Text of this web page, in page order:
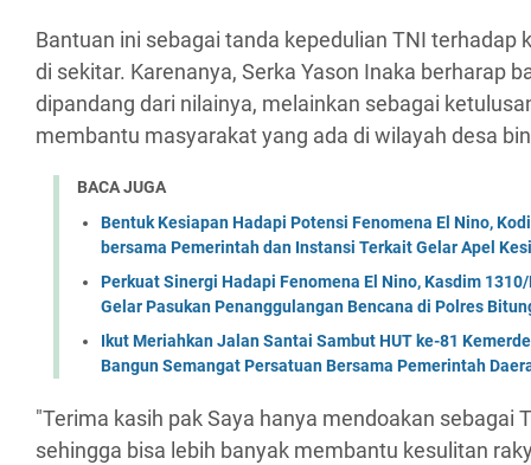
Bantuan ini sebagai tanda kepedulian TNI terhadap
di sekitar. Karenanya, Serka Yason Inaka berharap
dipandang dari nilainya, melainkan sebagai
membantu masyarakat yang ada di wilayah desa
BACA JUGA
Bentuk Kesiapan Hadapi Potensi Fenomena El Nino,
bersama Pemerintah dan Instansi Terkait Gelar Apel
Perkuat Sinergi Hadapi Fenomena El Nino, Kasdim
Gelar Pasukan Penanggulangan Bencana di Polres
Ikut Meriahkan Jalan Santai Sambut HUT ke-81
Bangun Semangat Persatuan Bersama Pemerintah
"Terima kasih pak Saya hanya mendoakan sebagai
sehingga bisa lebih banyak membantu kesulitan